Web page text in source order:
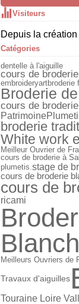
Visiteurs
Depuis la création
Catégories
dentelle à l'aiguille
cours de
embroideryartbroderie
Broderie
cours de
Patrimoine
broderie
White work
Meilleur Ouvrier de
cours de broderie à
plumetis. stage de
cours de broderie
cours de
ricami
Meilleurs Ouvriers de
Travaux d'aiguilles
Touraine Loire